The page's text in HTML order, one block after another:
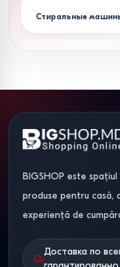
Срок службы
Сервис,
покупки
Мы понимаем, что
Стиральные
BIGSHOP este
produse pentru casă,
experiență de
Доставка по